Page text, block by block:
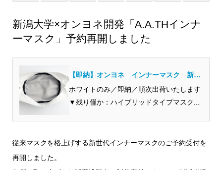
新潟大学×オンヨネ開発「A.A.THインナ
ーマスク」予約再開しました
【即納】オンヨネ インナーマスク 新型
コロナ感染症対策／布マスク
ホワイトのみ／即納／順次出荷いたします
▼残り僅か：ハイブリッドタイプマスク...
従来マスクを格上げする新世代インナーマスクのご予約受付を
再開しました。